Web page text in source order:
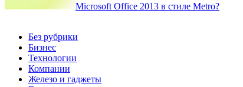
Microsoft Office 2013 в стиле Metro?
Без рубрики
Бизнес
Технологии
Компании
Железо и гаджеты